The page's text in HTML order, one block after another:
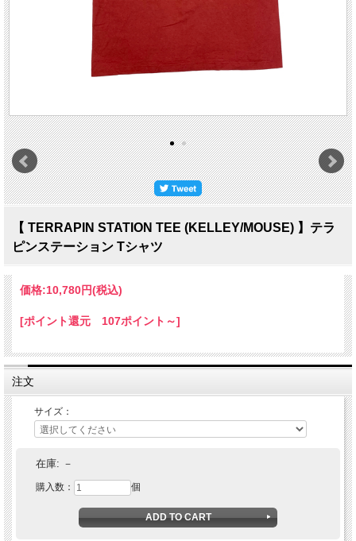
【 TERRAPIN STATION TEE (KELLEY/MOUSE) 】テラ
ピンステーション Tシャツ
価格:10,780円(税込)
[ポイント還元 107ポイント～]
注文
サイズ：
在庫: －
購入数： 個